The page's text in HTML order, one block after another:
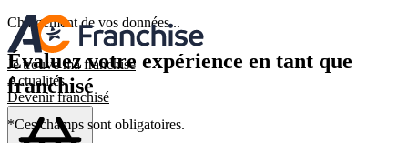
Je trouve ma franchise
Actualités
Devenir franchisé
Chargement de vos données...
Évaluez votre expérience en tant que
franchisé
*Ces champs sont obligatoires.